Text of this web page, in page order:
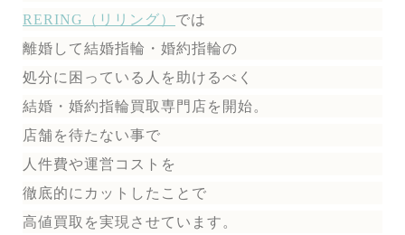
RERING（リリング） では
離婚して結婚指輪・婚約指輪の
処分に困っている人を助けるべく
結婚・婚約指輪買取専門店を開始。
店舗を待たない事で
人件費や運営コストを
徹底的にカットしたことで
高値買取を実現させています。